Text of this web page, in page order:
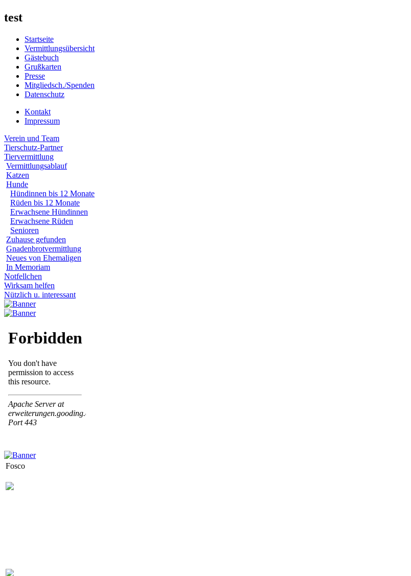
test
Startseite
Vermittlungsübersicht
Gästebuch
Grußkarten
Presse
Mitgliedsch./Spenden
Datenschutz
Kontakt
Impressum
Verein und Team
Tierschutz-Partner
Tiervermittlung
Vermittlungsablauf
Katzen
Hunde
Hündinnen bis 12 Monate
Rüden bis 12 Monate
Erwachsene Hündinnen
Erwachsene Rüden
Senioren
Zuhause gefunden
Gnadenbrotvermittlung
Neues von Ehemaligen
In Memoriam
Notfellchen
Wirksam helfen
Nützlich u. interessant
Fosco